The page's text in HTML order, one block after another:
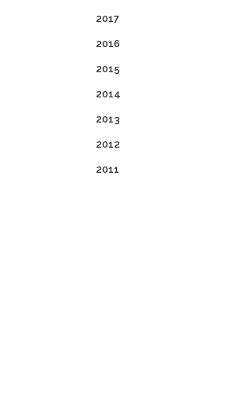
2017
2016
2015
2014
2013
2012
2011